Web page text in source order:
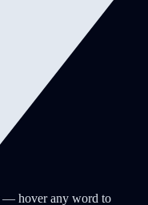
— hover any word to